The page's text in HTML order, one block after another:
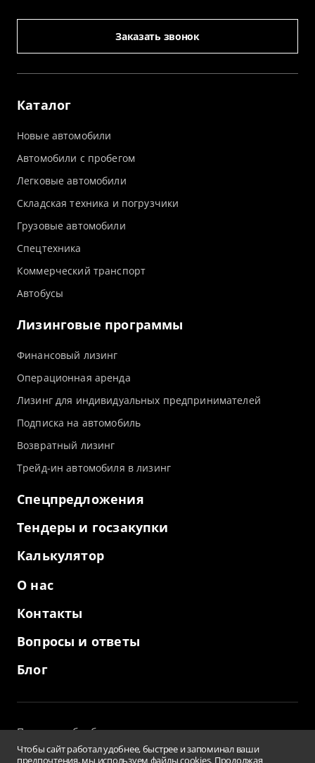
Каталог
Новые автомобили
Автомобили с пробегом
Легковые автомобили
Складская техника и погрузчики
Грузовые автомобили
Спецтехника
Коммерческий транспорт
Автобусы
Лизинговые программы
Финансовый лизинг
Операционная аренда
Лизинг для индивидуальных предпринимателей
Подписка на автомобиль
Возвратный лизинг
Трейд-ин автомобиля в лизинг
Спецпредложения
Тендеры и госзакупки
Калькулятор
О нас
Контакты
Вопросы и ответы
Блог
Заказать звонок
Политика обработки персональных данных
и использование файлов cookies
Пользовательское соглашение
Чтобы сайт работал удобнее, быстрее и запоминал ваши
предпочтения, мы используем файлы cookies. Продолжая